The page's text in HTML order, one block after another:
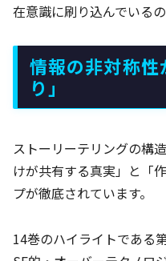
在意識に刷り込んでいるの
情報の非対称
り」
ストーリーテリングの構
けが共有する真実」と「
プが徹底されています。
14巻のハイライトである